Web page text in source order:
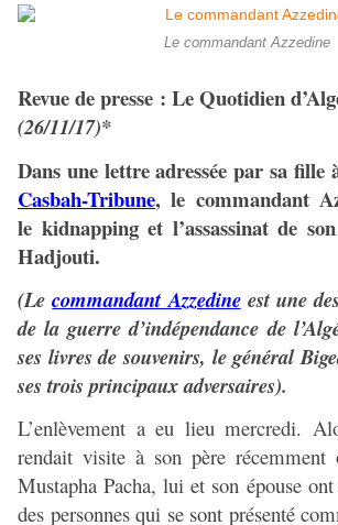
Le commandant Azzedine
Revue de presse : Le Quotidien
(26/11/17)*
Dans une lettre adressée par sa fille
Casbah-Tribune, le commandant
le kidnapping et l’assassinat de
Hadjouti.
(Lecommandant Azzedineest une
de la guerre d’indépendance de
ses livres de souvenirs, le général
ses trois principaux adversaires).
L’enlèvement a eu lieu mercredi.
rendait visite à son père récemment
Mustapha Pacha, lui et son épouse
des personnes qui se sont présenté